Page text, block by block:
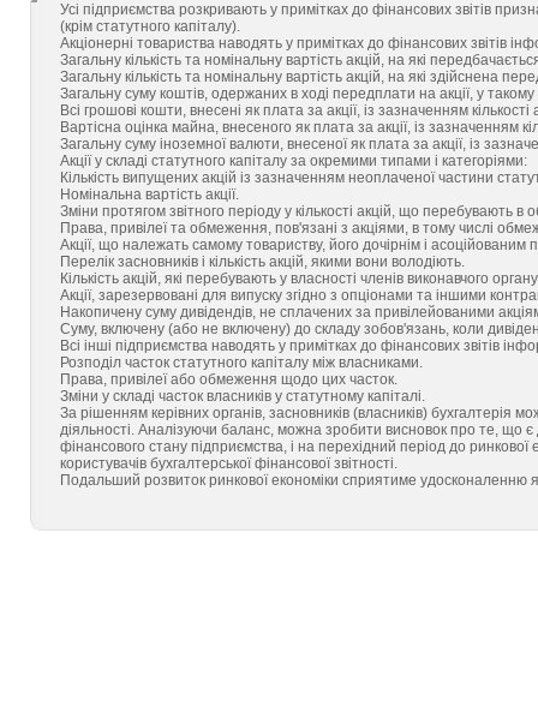
Усі підприємства розкривають у примітках до фінансових звітів
(крім статутного капіталу).
Акціонерні товариства наводять у примітках до фінансових звітів
Загальну кількість та номінальну вартість акцій, на які
Загальну кількість та номінальну вартість акцій, на які здійснена
Загальну суму коштів, одержаних в ході передплати на акції, у такому
Всі грошові кошти, внесені як плата за акції, із зазначенням кількості
Вартісна оцінка майна, внесеного як плата за акції, із зазначенням
Загальну суму іноземної валюти, внесеної як плата за акції, із
Акції у складі статутного капіталу за окремими типами і категоріями:
Кількість випущених акцій із зазначенням неоплаченої частини
Номінальна вартість акції.
Зміни протягом звітного періоду у кількості акцій, що перебувають в
Права, привілеї та обмеження, пов'язані з акціями, в тому числі
Акції, що належать самому товариству, його дочірнім і асоційованим
Перелік засновників і кількість акцій, якими вони володіють.
Кількість акцій, які перебувають у власності членів виконавчого
Акції, зарезервовані для випуску згідно з опціонами та іншими
Накопичену суму дивідендів, не сплачених за привілейованими
Суму, включену (або не включену) до складу зобов'язань, коли
Всі інші підприємства наводять у примітках до фінансових звітів
Розподіл часток статутного капіталу між власниками.
Права, привілеї або обмеження щодо цих часток.
Зміни у складі часток власників у статутному капіталі.
За рішенням керівних органів, засновників (власників) бухгалтерія
діяльності. Аналізуючи баланс, можна зробити висновок про те, що
фінансового стану підприємства, і на перехідний період до
користувачів бухгалтерської фінансової звітності.
Подальший розвиток ринкової економіки сприятиме удосконаленню